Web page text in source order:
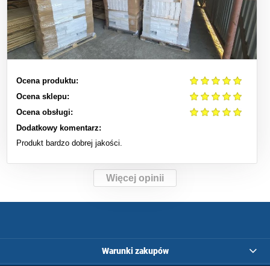
Ocena produktu:
Ocena sklepu:
Ocena obsługi:
Dodatkowy komentarz:
Produkt bardzo dobrej jakości.
Więcej opinii
Warunki zakupów